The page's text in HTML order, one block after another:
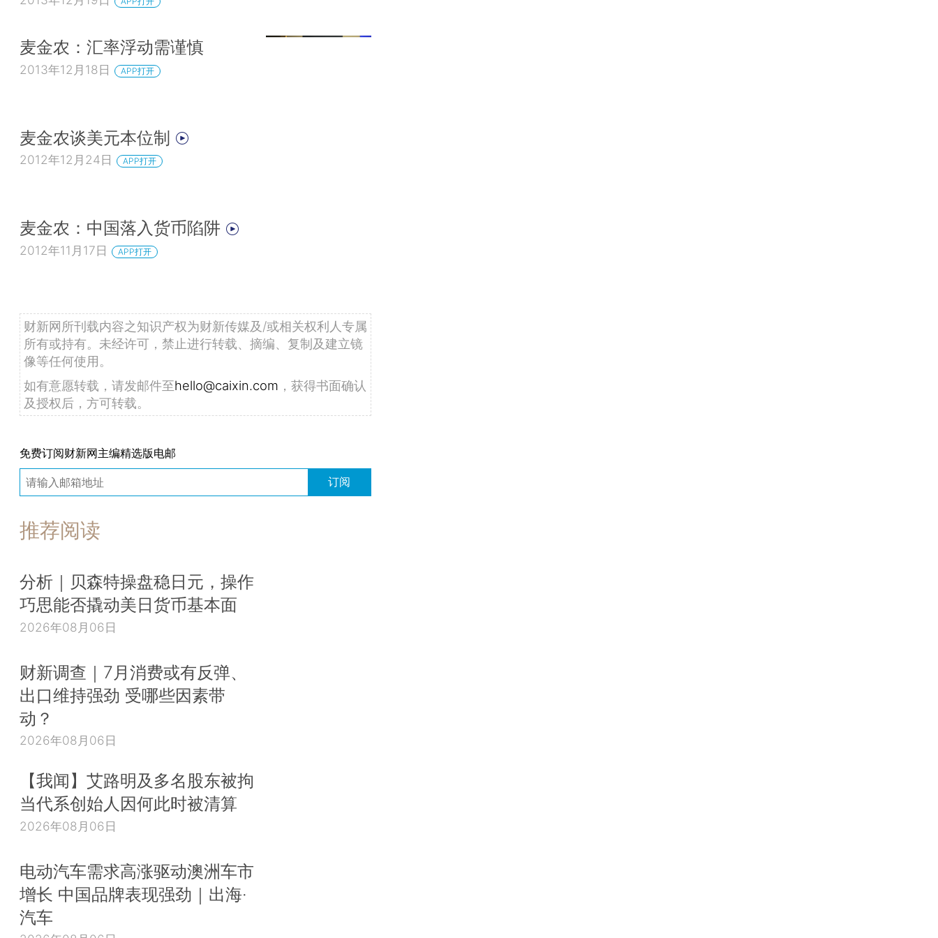
麦金农：汇率浮动需谨慎
2013年12月18日 APP打开
麦金农谈美元本位制
2012年12月24日 APP打开
麦金农：中国落入货币陷阱
2012年11月17日 APP打开
财新网所刊载内容之知识产权为财新传媒及/或相关权利人专属
所有或持有。未经许可，禁止进行转载、摘编、复制及建立镜
像等任何使用。
如有意愿转载，请发邮件至hello@caixin.com ，获得书面确认
及授权后，方可转载。
免费订阅财新网主编精选版电邮
订阅
推荐阅读
分析｜贝森特操盘稳日元，操作
巧思能否撬动美日货币基本面
2026年08月06日
财新调查｜7月消费或有反弹、
出口维持强劲 受哪些因素带
动？
2026年08月06日
【我闻】艾路明及多名股东被拘
当代系创始人因何此时被清算
2026年08月06日
电动汽车需求高涨驱动澳洲车市
增长 中国品牌表现强劲｜出海·
汽车